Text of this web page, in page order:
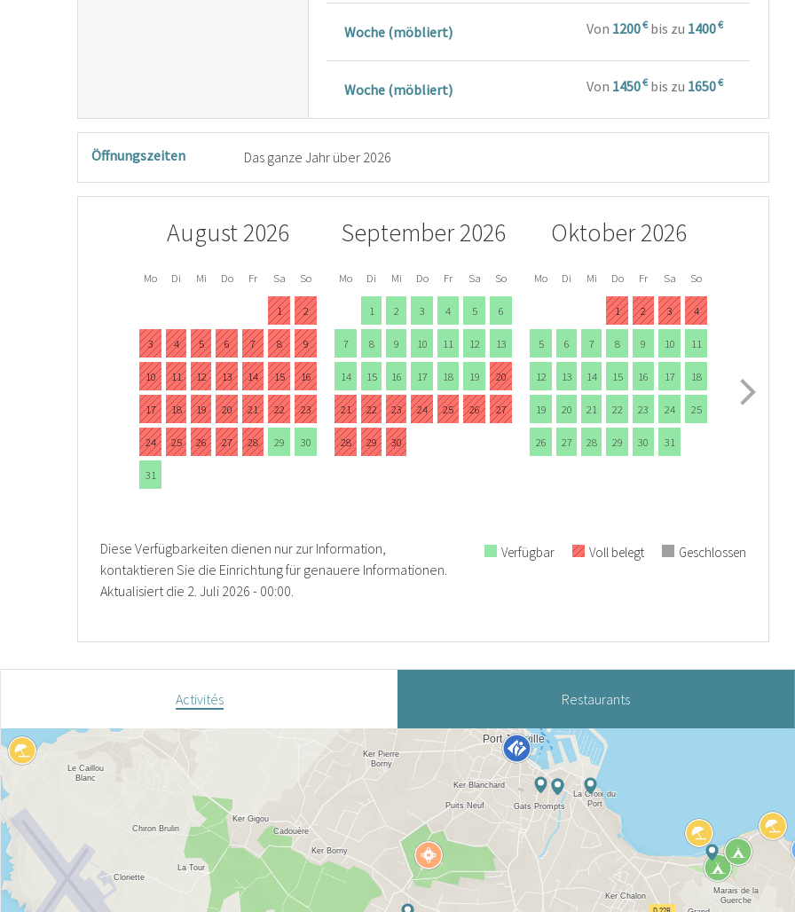
Woche (möbliert) Von 1200€bis zu 1400€
Woche (möbliert) Von 1450€bis zu 1650€
Öffnungszeiten Das ganze Jahr über 2026
August 2026
Mo Di Mi Do Fr Sa So
1 2
3 4 5 6 7 8 9
10 11 12 13 14 15 16
17 18 19 20 21 22 23
24 25 26 27 28 29 30
31
September 2026
Mo Di Mi Do Fr Sa So
1 2 3 4 5 6
7 8 9 10 11 12 13
14 15 16 17 18 19 20
21 22 23 24 25 26 27
28 29 30
Oktober 2026
Mo Di Mi Do Fr Sa So
1 2 3 4
5 6 7 8 9 10 11
12 13 14 15 16 17 18
19 20 21 22 23 24 25
26 27 28 29 30 31
Diese Verfügbarkeiten dienen nur zur Information,
kontaktieren Sie die Einrichtung für genauere Informationen.
Aktualisiert die 2. Juli 2026 - 00:00.
Verfügbar Voll belegt Geschlossen
Activités Restaurants